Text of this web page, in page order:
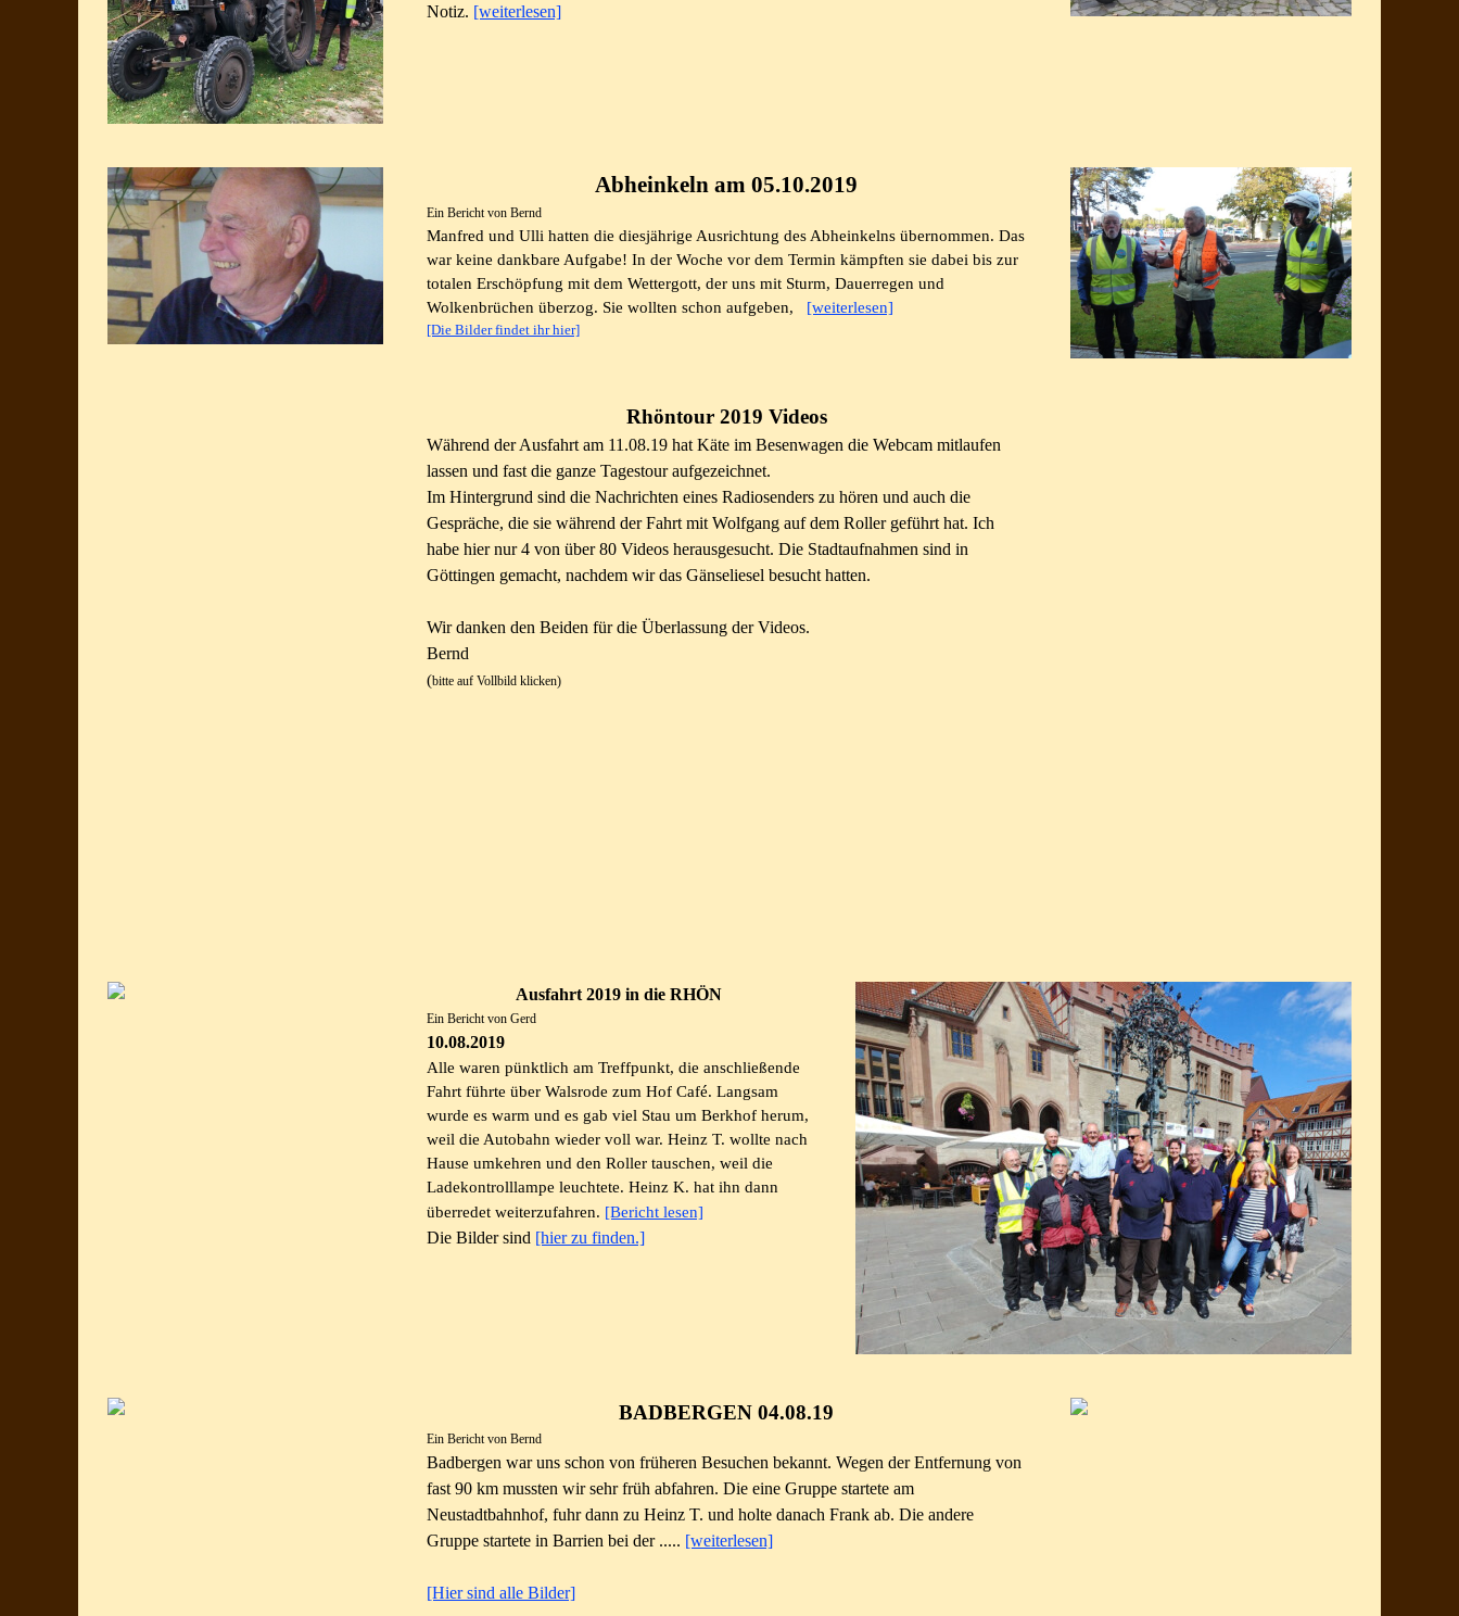
Notiz. [weiterlesen]
Abheinkeln am 05.10.2019
Ein Bericht von Bernd
Manfred und Ulli hatten die diesjährige Ausrichtung des Abheinkelns übernommen. Das
war keine dankbare Aufgabe! In der Woche vor dem Termin kämpften sie dabei bis zur
totalen Erschöpfung mit dem Wettergott, der uns mit Sturm, Dauerregen und
Wolkenbrüchen überzog. Sie wollten schon aufgeben, [weiterlesen]
[Die Bilder findet ihr hier]
Rhöntour 2019 Videos
Während der Ausfahrt am 11.08.19 hat Käte im Besenwagen die Webcam mitlaufen
lassen und fast die ganze Tagestour aufgezeichnet.
Im Hintergrund sind die Nachrichten eines Radiosenders zu hören und auch die
Gespräche, die sie während der Fahrt mit Wolfgang auf dem Roller geführt hat. Ich
habe hier nur 4 von über 80 Videos herausgesucht. Die Stadtaufnahmen sind in
Göttingen gemacht, nachdem wir das Gänseliesel besucht hatten.
Wir danken den Beiden für die Überlassung der Videos.
Bernd
(bitte auf Vollbild klicken)
Ausfahrt 2019 in die RHÖN
Ein Bericht von Gerd
10.08.2019
Alle waren pünktlich am Treffpunkt, die anschließende
Fahrt führte über Walsrode zum Hof Café. Langsam
wurde es warm und es gab viel Stau um Berkhof herum,
weil die Autobahn wieder voll war. Heinz T. wollte nach
Hause umkehren und den Roller tauschen, weil die
Ladekontrolllampe leuchtete. Heinz K. hat ihn dann
überredet weiterzufahren. [Bericht lesen]
Die Bilder sind [hier zu finden.]
BADBERGEN 04.08.19
Ein Bericht von Bernd
Badbergen war uns schon von früheren Besuchen bekannt. Wegen der Entfernung von
fast 90 km mussten wir sehr früh abfahren. Die eine Gruppe startete am
Neustadtbahnhof, fuhr dann zu Heinz T. und holte danach Frank ab. Die andere
Gruppe startete in Barrien bei der ..... [weiterlesen]
[Hier sind alle Bilder]